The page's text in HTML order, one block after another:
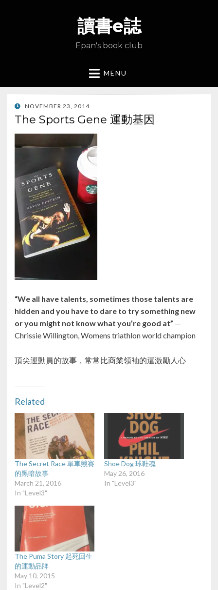
讀書e誌
Epan's book club
MENU
POSTED
ON
NOVEMBER 23, 2014
The Sports Gene 運動基因
“We all have talents, sometimes those talents are
hidden and you have to dare to try something new
or you might not know what you’re good at” —
Chrissie Willington, Womens triathlon world champion
頂尖運動員的故事，常常比商業領袖的還激勵人心
Related
The Secret Race 單車競賽
的黑暗故事
March 21, 2016
In "Level3"
Shoe Dog 球鞋魂
May 26, 2016
In "Level3"
The Puma Story 起死回生
的運動品牌
May 10, 2015
In "Level2"